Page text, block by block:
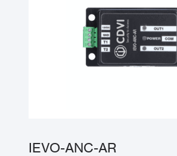
IEVO-ANC-AR